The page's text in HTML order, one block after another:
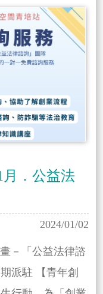
月．公益法
2024/01/02
－「公益法律諮
派駐 【青年創